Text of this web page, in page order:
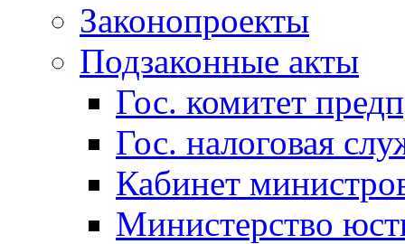
Законопроекты
Подзаконные акты
Гос. комитет
Гос. налоговая
Кабинет
Министерство